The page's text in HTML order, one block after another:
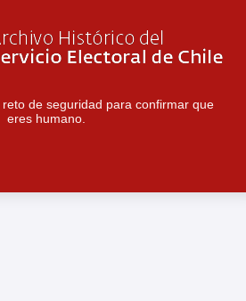
de seguridad para confirmar que
eres humano.